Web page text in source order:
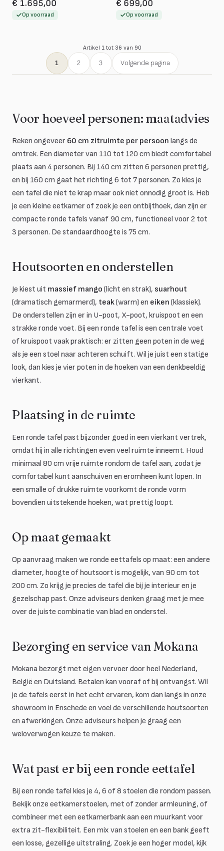
€ 1.695,00
Op voorraad
€ 699,00
Op voorraad
Artikel 1 tot 36 van 90
1 2 3 Volgende pagina
Voor hoeveel personen: maatadvies
Reken ongeveer 60 cm zitruimte per persoon langs de
omtrek. Een diameter van 110 tot 120 cm biedt comfortabel
plaats aan 4 personen. Bij 140 cm zitten 6 personen prettig,
en bij 160 cm gaat het richting 6 tot 7 personen. Zo kies je
een tafel die niet te krap maar ook niet onnodig groot is. Heb
je een kleine eetkamer of zoek je een ontbijthoek, dan zijn er
compacte ronde tafels vanaf 90 cm, functioneel voor 2 tot
3 personen. De standaardhoogte is 75 cm.
Houtsoorten en onderstellen
Je kiest uit massief mango (licht en strak), suarhout
(dramatisch gemarmerd), teak(warm) en eiken (klassiek).
De onderstellen zijn er in U-poot, X-poot, kruispoot en een
strakke ronde voet. Bij een ronde tafel is een centrale voet
of kruispoot vaak praktisch: er zitten geen poten in de weg
als je een stoel naar achteren schuift. Wil je juist een statige
look, dan kies je vier poten in de hoeken van een denkbeeldig
vierkant.
Plaatsing in de ruimte
Een ronde tafel past bijzonder goed in een vierkant vertrek,
omdat hij in alle richtingen even veel ruimte inneemt. Houd
minimaal 80 cm vrije ruimte rondom de tafel aan, zodat je
comfortabel kunt aanschuiven en eromheen kunt lopen. In
een smalle of drukke ruimte voorkomt de ronde vorm
bovendien uitstekende hoeken, wat prettig loopt.
Op maat gemaakt
Op aanvraag maken we ronde eettafels op maat: een andere
diameter, hoogte of houtsoort is mogelijk, van 90 cm tot
200 cm. Zo krijg je precies de tafel die bij je interieur en je
gezelschap past. Onze adviseurs denken graag met je mee
over de juiste combinatie van blad en onderstel.
Bezorging en service van Mokana
Mokana bezorgt met eigen vervoer door heel Nederland,
België en Duitsland. Betalen kan vooraf of bij ontvangst. Wil
je de tafels eerst in het echt ervaren, kom dan langs in onze
showroom in Enschede en voel de verschillende houtsoorten
en afwerkingen. Onze adviseurs helpen je graag een
weloverwogen keuze te maken.
Wat past er bij een ronde eettafel
Bij een ronde tafel kies je 4, 6 of 8 stoelen die rondom passen.
Bekijk onze eetkamerstoelen, met of zonder armleuning, of
combineer met een eetkamerbank aan een muurkant voor
extra zit-flexibiliteit. Een mix van stoelen en een bank geeft
een losse, gezellige uitstraling. Zoek je een hoger model, kijk